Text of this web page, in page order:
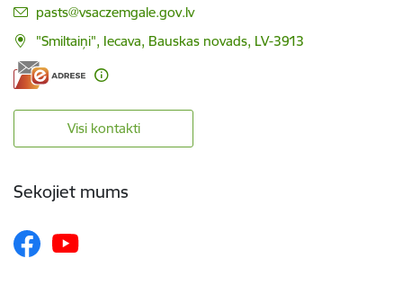
E-pasts:
pasts@vsaczemgale.gov.lv
"Smiltaiņi", Iecava, Bauskas novads, LV-3913
Visi kontakti
Sekojiet mums